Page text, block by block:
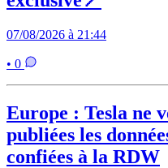
07/08/2026 à 21:44
• 0
Europe : Tesla ne
publiées les
confiées à la RDW